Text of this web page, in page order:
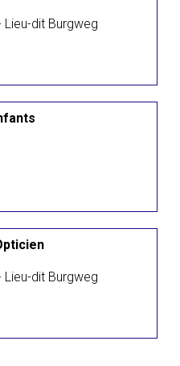
dit Burgweg
dit Burgweg